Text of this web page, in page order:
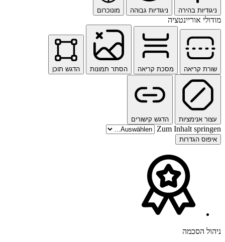
ניגודיות בהירה ניגודיות גבוהה מונוכרום
מודולי אוריינטציה
שורת קריאה מסכת קריאה הסתר תמונות הדגש תוכן
עצור אנימציות הדגש קישורים
Zum Inhalt springen
איפוס הגדרות
ניהול הסכמה